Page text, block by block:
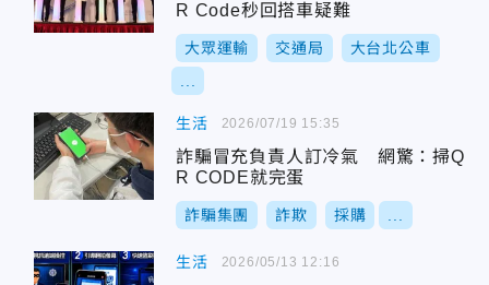
R Code秒回搭車疑難
大眾運輸 交通局 大台北公車
生活
詐騙冒充負責人訂冷氣 網驚：掃Q
R CODE就完蛋
詐騙集團 詐欺 採購
2026/07/19 15:35
生活 2026/05/13 12:16